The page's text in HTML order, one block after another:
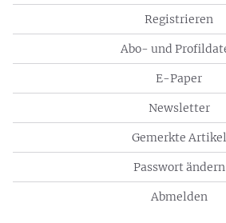
Registrieren
Abo- und
E-Paper
Newsletter
Gemerkte Artikel
Passwort ändern
Abmelden